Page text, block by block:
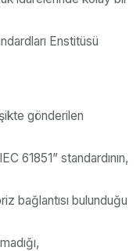
Enstitüsü
gönderilen
61851” standardının,
bağlantısı bulunduğu